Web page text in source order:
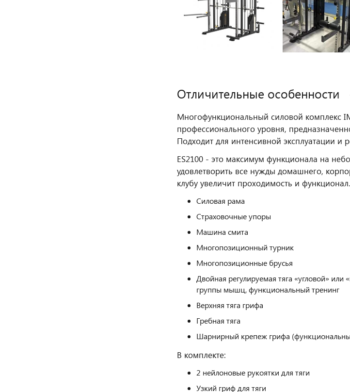
Отличительные особенности
Многофункциональный силовой комплекс
профессионального уровня,
Подходит для интенсивной эксплуатации и
ES2100 - это максимум функционала на
удовлетворить все нужды домашнего,
клубу увеличит проходимость и
Силовая рама
Страховочные упоры
Машина смита
Многопозиционный турник
Многопозиционные брусья
Двойная регулируемая тяга «угловой»
группы мышц, функциональный тренинг
Верхняя тяга грифа
Гребная тяга
Шарнирный крепеж грифа
В комплекте:
2 нейлоновые рукоятки для тяги
Узкий гриф для тяги